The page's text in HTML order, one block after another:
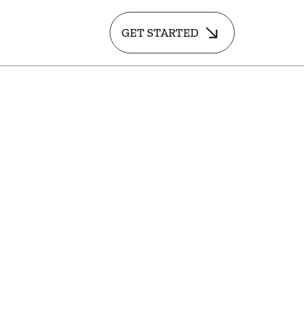
GET STARTED